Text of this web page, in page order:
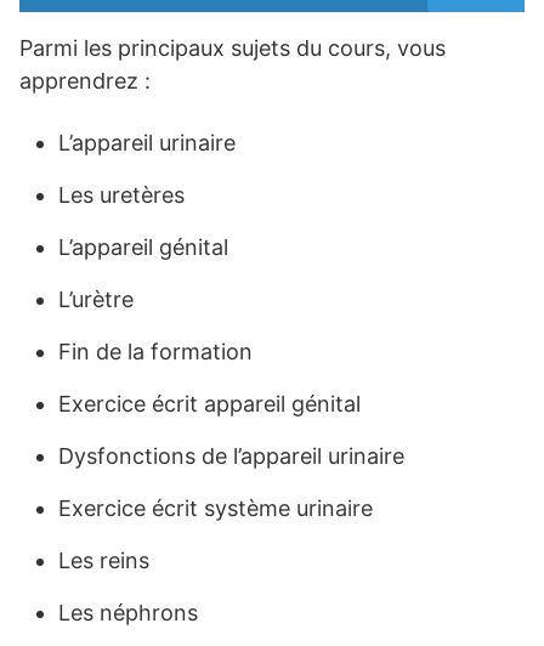
Parmi les principaux sujets du cours, vous
apprendrez :
L’appareil urinaire
Les uretères
L’appareil génital
L’urètre
Fin de la formation
Exercice écrit appareil génital
Dysfonctions de l’appareil urinaire
Exercice écrit système urinaire
Les reins
Les néphrons